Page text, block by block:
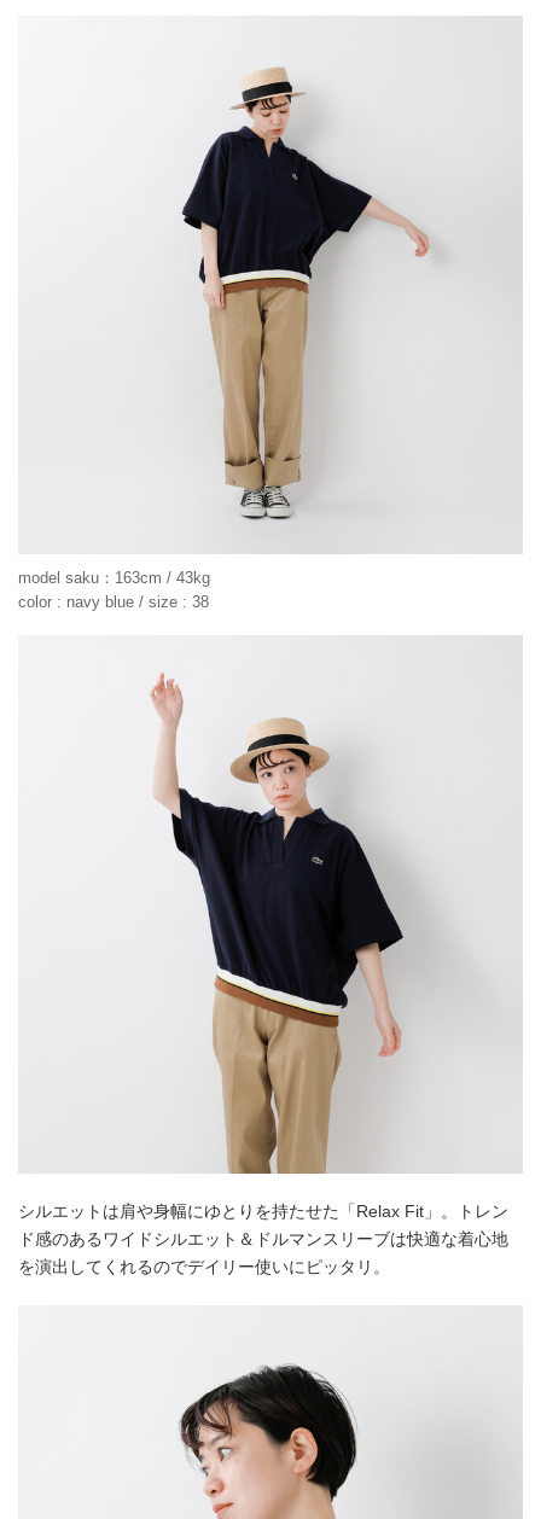
model saku：163cm / 43kg
color : navy blue / size : 38
シルエットは肩や身幅にゆとりを持たせた「Relax Fit」。トレン
ド感のあるワイドシルエット＆ドルマンスリーブは快適な着心地
を演出してくれるのでデイリー使いにピッタリ。